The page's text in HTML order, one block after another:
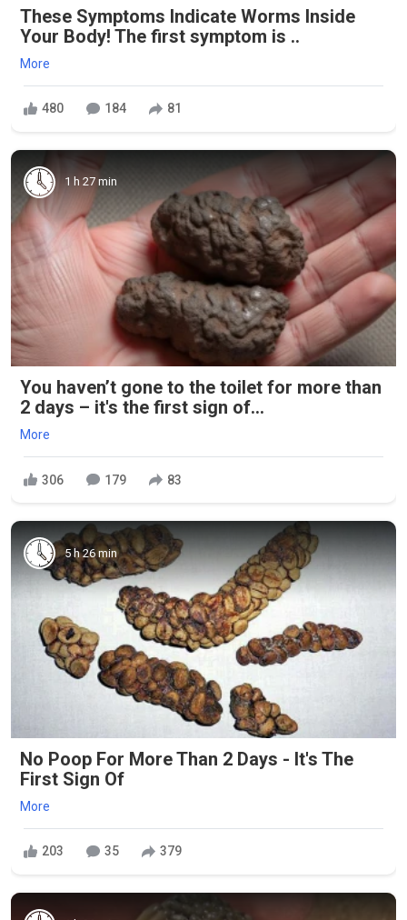
These Symptoms Indicate Worms Inside
Your Body! The first symptom is ..
More
480 184 81
1 h 27 min
You haven’t gone to the toilet for more than
2 days – it's the first sign of...
More
306 179 83
5 h 26 min
No Poop For More Than 2 Days - It's The
First Sign Of
More
203 35 379